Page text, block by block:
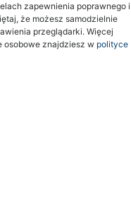
zapewnienia poprawnego i
że możesz samodzielnie
przeglądarki. Więcej
osobowe znajdziesz w polityce